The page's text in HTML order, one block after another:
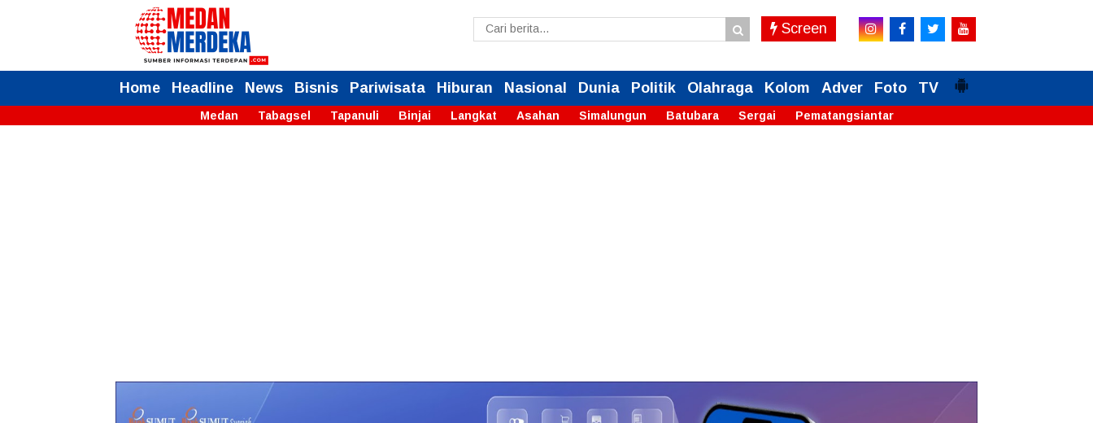
Screen
Home Headline News Bisnis Pariwisata Hiburan Nasional Dunia Politik Olahraga Kolom Adver Foto TV
Medan Tabagsel Tapanuli Binjai Langkat Asahan Simalungun Batubara Sergai Pematangsiantar